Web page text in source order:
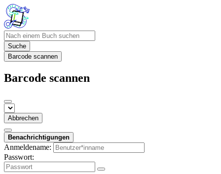
Suche
Barcode scannen
Barcode scannen
Abbrechen
Benachrichtigungen
Anmeldename:
Passwort: